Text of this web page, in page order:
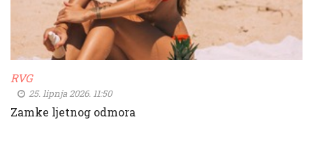
RVG
25. lipnja 2026. 11:50
Zamke ljetnog odmora